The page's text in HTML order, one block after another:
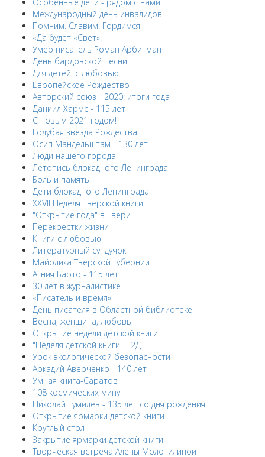
Международный день инвалидов
Помним. Славим. Гордимся
«Да будет «Свет»!
Умер писатель Роман Арбитман
День бардовской песни
Для детей, с любовью…
Европейскоe Рождество
Авторский союз - 2020: итоги года
Даниил Хармс - 115 лет
С новым 2021 годом!
Голубая звезда Рождества
Осип Мандельштам - 130 лет
Люди нашего города
Летопись блокадного Ленинграда
Боль и память
Дети блокадного Ленинграда
XXVII Неделя тверской книги
"Открытие года" в Твери
Перекрестки жизни
Книги с любовью
Литературный сундучок
Майолика Тверской губернии
Агния Барто - 115 лет
30 лет в журналистике
«Писатель и время»
День писателя в Областной библиотеке
Весна, женщина, любовь
Открытие недели детской книги
"Неделя детской книги" - 2Д
Урок экологической безопасности
Аркадий Аверченко - 140 лет
Умная книга-Саратов
108 космических минут
Николай Гумилев - 135 лет со дня рождения
Открытие ярмарки детской книги
Круглый стол
Закрытие ярмарки детской книги
Творческая встреча Алены Молотилиной